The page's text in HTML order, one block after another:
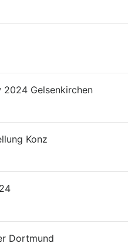
2024 Gelsenkirchen
Konz
Dortmund